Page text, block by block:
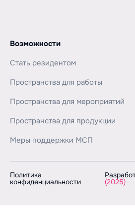
Возможности
Стать резидентом
Пространства для работы
Пространства для мероприятий
Пространства для продукции
Меры поддержки МСП
Политика
конфиденциальности (2025)